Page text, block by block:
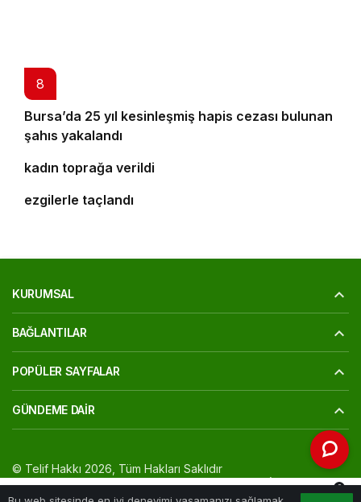
8
Bursa’da 25 yıl kesinleşmiş hapis cezası bulunan
şahıs yakalandı
9
Bursa’daki silahlı saldırıda ölen güzellik uzmanı
kadın toprağa verildi
‘Osmangazi Ramazan Sokağı’ huzur veren
ezgilerle taçlandı
KURUMSAL
BAĞLANTILAR
POPÜLER SAYFALAR
GÜNDEME DAIR
© Telif Hakkı 2026, Tüm Hakları Saklıdır
Yazarlarımız Künye Hesabım Gizlilik politikası İletişim 0